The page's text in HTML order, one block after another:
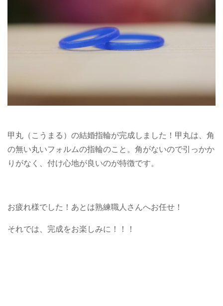
甲丸（こうまる）の結婚指輪が完成しました！甲丸は、角
の無い丸いフォルムの指輪のこと。角がないので引っかか
りがなく、付け心地が良いのが特徴です。
お疲れ様でした！あとは熟練職人さんへお任せ！
それでは、完成をお楽しみに！！！